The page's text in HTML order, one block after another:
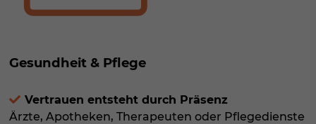
Gesundheit & Pflege
Vertrauen entsteht durch Präsenz
Ärzte, Apotheken, Therapeuten oder Pflegedienste